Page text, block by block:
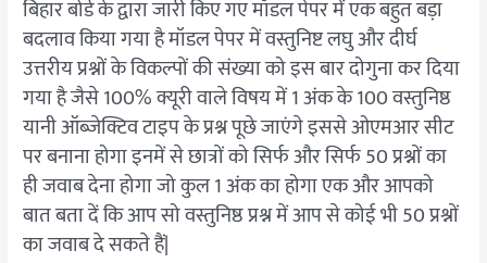
बिहार बोर्ड के द्वारा जारी किए गए मॉडल पेपर में एक बहुत बड़ा
बदलाव किया गया है मॉडल पेपर में वस्तुनिष्ट लघु और दीर्घ
उत्तरीय प्रश्नों के विकल्पों की संख्या को इस बार दोगुना कर दिया
गया है जैसे 100% क्यूरी वाले विषय में 1 अंक के 100 वस्तुनिष्ठ
यानी ऑब्जेक्टिव टाइप के प्रश्न पूछे जाएंगे इससे ओएमआर सीट
पर बनाना होगा इनमें से छात्रों को सिर्फ और सिर्फ 50 प्रश्नों का
ही जवाब देना होगा जो कुल 1 अंक का होगा एक और आपको
बात बता दें कि आप सो वस्तुनिष्ठ प्रश्न में आप से कोई भी 50 प्रश्नों
का जवाब दे सकते हैं|